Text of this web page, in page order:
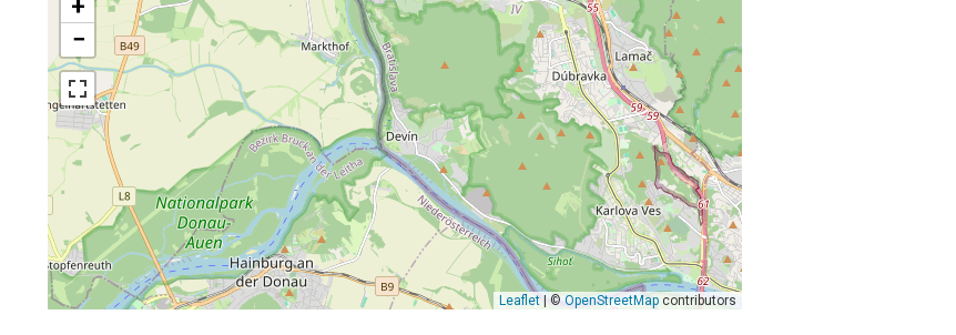
+
−
Leaflet | ©OpenStreetMap contributors